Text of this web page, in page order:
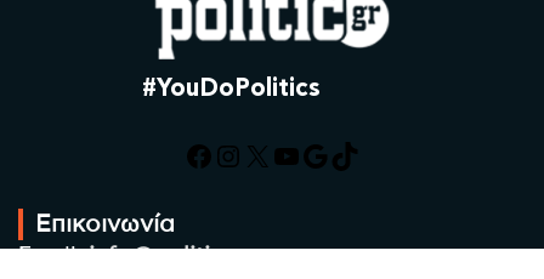
#YouDoPolitics
Facebook
Instagram
X YouTube
Google
TikTok
Επικοινωνία
Email:info@politic.gr